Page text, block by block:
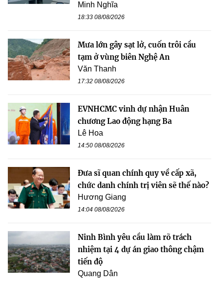
Minh Nghĩa
18:33 08/08/2026
Mưa lớn gây sạt lở, cuốn trôi cầu
tạm ở vùng biên Nghệ An
Văn Thanh
17:32 08/08/2026
EVNHCMC vinh dự nhận Huân
chương Lao động hạng Ba
Lê Hoa
14:50 08/08/2026
Đưa sĩ quan chính quy về cấp xã,
chức danh chính trị viên sẽ thế nào?
Hương Giang
14:04 08/08/2026
Ninh Bình yêu cầu làm rõ trách
nhiệm tại 4 dự án giao thông chậm
tiến độ
Quang Dân